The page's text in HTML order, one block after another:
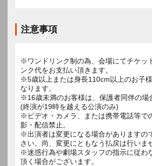
注意事項
※ワンドリンク制の為、会場にてチケッ
ンク代をお支払い頂きます。
※5歳以上または身長110cm以上のお子
なります。
※16歳未満のお客様は、保護者同伴の場
(終演が19時を越える公演のみ)
※ビデオ・カメラ、または携帯電話等で
影・配信禁止。
※出演者は変更になる場合がありますの
さい。尚、変更にともなう払戻は行いま
※迷惑行為や劇場スタッフの指示に従わ
頂く場合がございます。